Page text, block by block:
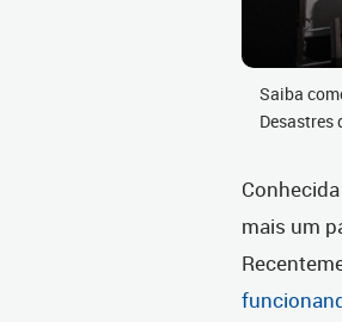
Saiba
Desastres
mais um